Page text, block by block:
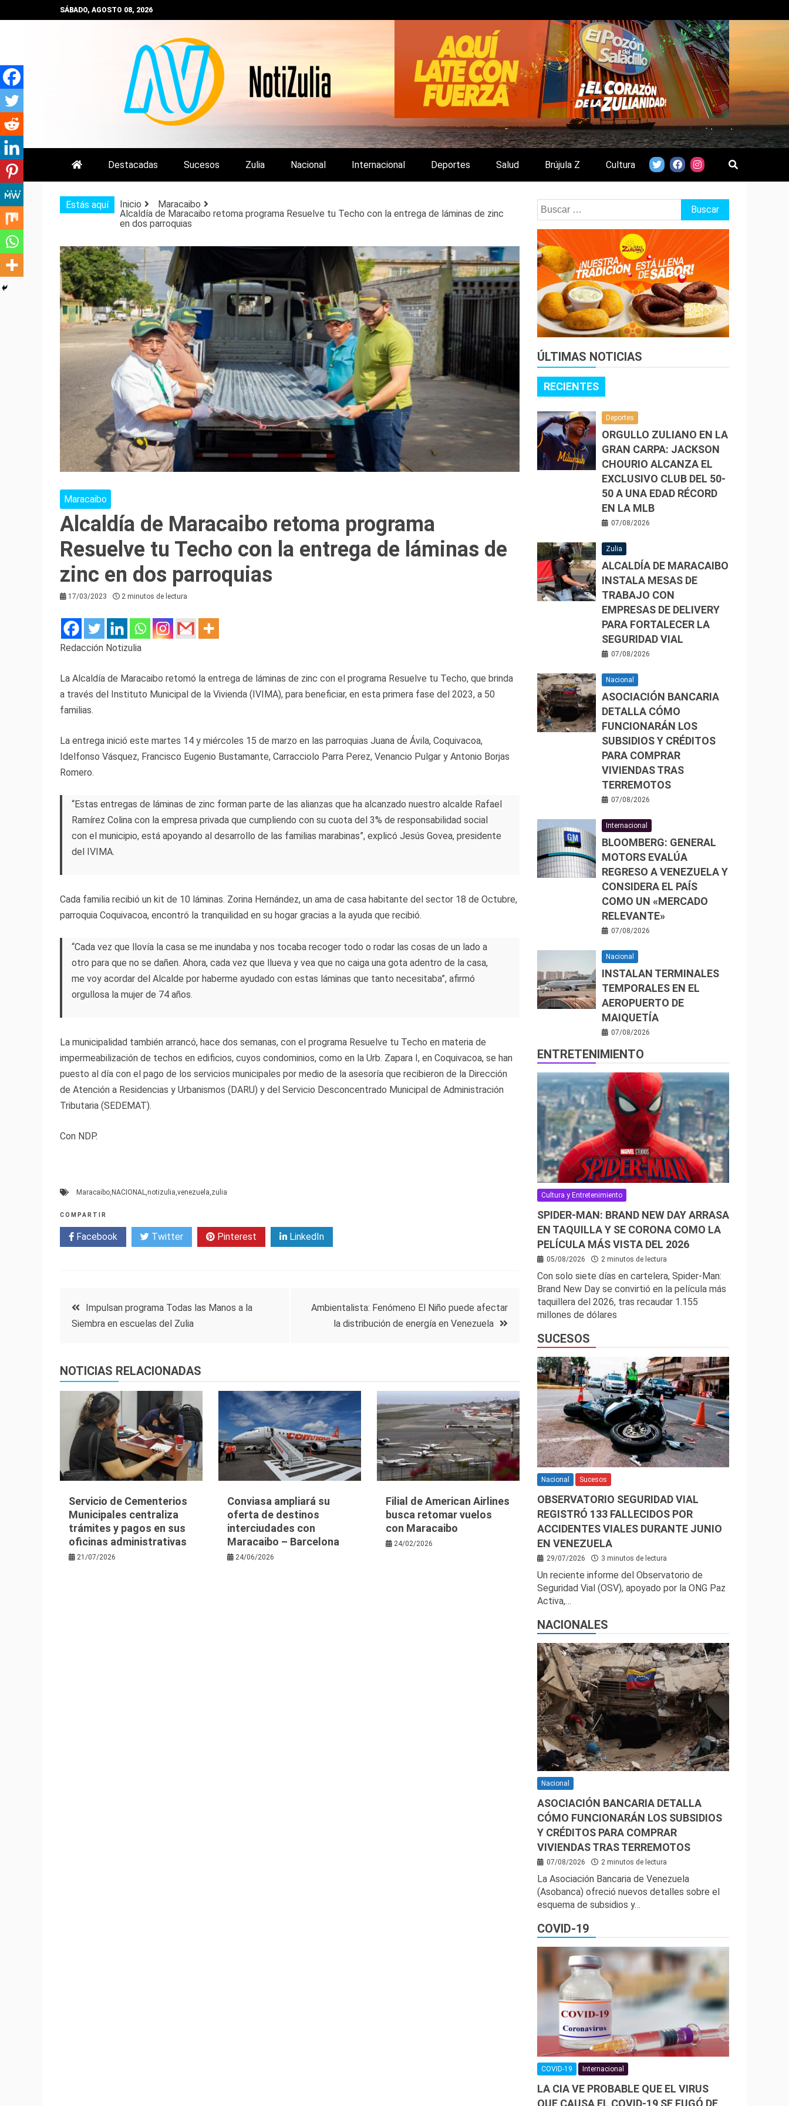
al
SÁBADO, AGOSTO 08, 2026
NOTIZULIA
NOTICIAS DEL ZULIA, VENEZUELA Y DE INTERÉS GENERAL.
Destacadas Sucesos Zulia Nacional Internacional Deportes Salud Brújula Z Cultura
Estás aquí Inicio
Maracaibo
Alcaldía de Maracaibo retoma programa Resuelve tu Techo con la entrega de láminas de zinc
en dos parroquias
Maracaibo
Alcaldía de Maracaibo retoma programa
Resuelve tu Techo con la entrega de láminas de
zinc en dos parroquias
17/03/2023 2 minutos de lectura
Redacción Notizulia
La Alcaldía de Maracaibo retomó la entrega de láminas de zinc con el programa Resuelve tu Techo, que brinda
a través del Instituto Municipal de la Vivienda (IVIMA), para beneficiar, en esta primera fase del 2023, a 50
familias.
La entrega inició este martes 14 y miércoles 15 de marzo en las parroquias Juana de Ávila, Coquivacoa,
Idelfonso Vásquez, Francisco Eugenio Bustamante, Carracciolo Parra Perez, Venancio Pulgar y Antonio Borjas
Romero.
“Estas entregas de láminas de zinc forman parte de las alianzas que ha alcanzado nuestro alcalde Rafael
Ramírez Colina con la empresa privada que cumpliendo con su cuota del 3% de responsabilidad social
con el municipio, está apoyando al desarrollo de las familias marabinas”, explicó Jesús Govea, presidente
del IVIMA.
Cada familia recibió un kit de 10 láminas. Zorina Hernández, un ama de casa habitante del sector 18 de Octubre,
parroquia Coquivacoa, encontró la tranquilidad en su hogar gracias a la ayuda que recibió.
“Cada vez que llovía la casa se me inundaba y nos tocaba recoger todo o rodar las cosas de un lado a
otro para que no se dañen. Ahora, cada vez que llueva y vea que no caiga una gota adentro de la casa,
me voy acordar del Alcalde por haberme ayudado con estas láminas que tanto necesitaba”, afirmó
orgullosa la mujer de 74 años.
La municipalidad también arrancó, hace dos semanas, con el programa Resuelve tu Techo en materia de
impermeabilización de techos en edificios, cuyos condominios, como en la Urb. Zapara I, en Coquivacoa, se han
puesto al día con el pago de los servicios municipales por medio de la asesoría que recibieron de la Dirección
de Atención a Residencias y Urbanismos (DARU) y del Servicio Desconcentrado Municipal de Administración
Tributaria (SEDEMAT).
Con NDP.
Maracaibo, NACIONAL,notizulia,venezuela,zulia
COMPARTIR
Facebook Twitter Pinterest LinkedIn
Navegación
entradas
Impulsan programa Todas las Manos a la
Siembra en escuelas del Zulia
Ambientalista: Fenómeno El Niño puede afectar
la distribución de energía en Venezuela
NOTICIAS RELACIONADAS
Servicio de Cementerios
Municipales centraliza
trámites y pagos en sus
oficinas administrativas
21/07/2026
Conviasa ampliará su
oferta de destinos
interciudades con
Maracaibo – Barcelona
24/06/2026
Filial de American Airlines
busca retomar vuelos
con Maracaibo
24/02/2026
Buscar:
ÚLTIMAS NOTICIAS
RECIENTES
Deportes
ORGULLO ZULIANO EN LA
GRAN CARPA: JACKSON
CHOURIO ALCANZA EL
EXCLUSIVO CLUB DEL 50-
50 A UNA EDAD RÉCORD
EN LA MLB
07/08/2026
Zulia
ALCALDÍA DE MARACAIBO
INSTALA MESAS DE
TRABAJO CON
EMPRESAS DE DELIVERY
PARA FORTALECER LA
SEGURIDAD VIAL
07/08/2026
Nacional
ASOCIACIÓN BANCARIA
DETALLA CÓMO
FUNCIONARÁN LOS
SUBSIDIOS Y CRÉDITOS
PARA COMPRAR
VIVIENDAS TRAS
TERREMOTOS
07/08/2026
Internacional
BLOOMBERG: GENERAL
MOTORS EVALÚA
REGRESO A VENEZUELA Y
CONSIDERA EL PAÍS
COMO UN «MERCADO
RELEVANTE»
07/08/2026
Nacional
INSTALAN TERMINALES
TEMPORALES EN EL
AEROPUERTO DE
MAIQUETÍA
07/08/2026
ENTRETENIMIENTO
Cultura y Entretenimiento
SPIDER-MAN: BRAND NEW DAY ARRASA
EN TAQUILLA Y SE CORONA COMO LA
PELÍCULA MÁS VISTA DEL 2026
05/08/2026 2 minutos de lectura
Con solo siete días en cartelera, Spider-Man:
Brand New Day se convirtió en la película más
taquillera del 2026, tras recaudar 1.155
millones de dólares
SUCESOS
Nacional Sucesos
OBSERVATORIO SEGURIDAD VIAL
REGISTRÓ 133 FALLECIDOS POR
ACCIDENTES VIALES DURANTE JUNIO
EN VENEZUELA
29/07/2026 3 minutos de lectura
Un reciente informe del Observatorio de
Seguridad Vial (OSV), apoyado por la ONG Paz
Activa,…
NACIONALES
Nacional
ASOCIACIÓN BANCARIA DETALLA
CÓMO FUNCIONARÁN LOS SUBSIDIOS
Y CRÉDITOS PARA COMPRAR
VIVIENDAS TRAS TERREMOTOS
07/08/2026 2 minutos de lectura
La Asociación Bancaria de Venezuela
(Asobanca) ofreció nuevos detalles sobre el
esquema de subsidios y…
COVID-19
COVID-19 Internacional
LA CIA VE PROBABLE QUE EL VIRUS